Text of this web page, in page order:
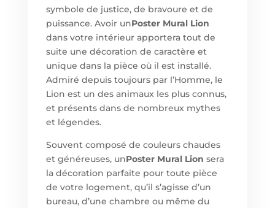
symbole de justice, de bravoure et de
puissance. Avoir unPoster Mural Lion
dans votre intérieur apportera tout de
suite une décoration de caractère et
unique dans la pièce où il est installé.
Admiré depuis toujours par l’Homme, le
Lion est un des animaux les plus connus,
et présents dans de nombreux mythes
et légendes.
Souvent composé de couleurs chaudes
et généreuses, unPoster Mural Lion sera
la décoration parfaite pour toute pièce
de votre logement, qu’il s’agisse d’un
bureau, d’une chambre ou même du